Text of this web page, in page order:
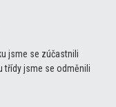
jsme se zúčastnili
třídy jsme se odměnili